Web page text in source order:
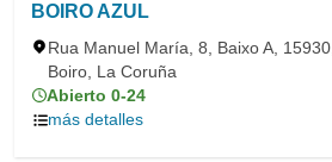
BOIRO AZUL
Rua Manuel María, 8, Baixo A, 15930,
Boiro, La Coruña
Abierto 0-24
más detalles